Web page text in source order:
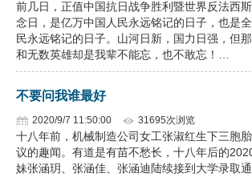
前几日，正值中国抗日战争胜利暨世界反法西
念日，是亿万中国人民永远铭记的日子，也是
民永远铭记的日子。山河日新，国力日强，但
和无数英雄却是我辈不能忘，也不敢忘！…
不要问我谁最好
2020/9/7 11:50:00 31695次浏览
十八年前，机械制造公司女工张淑红生下三胞
议的趣闻。有道是有苗不愁长，十八年后的
妹张涵玥、张涵佳、张涵迪陆续接到大学录取